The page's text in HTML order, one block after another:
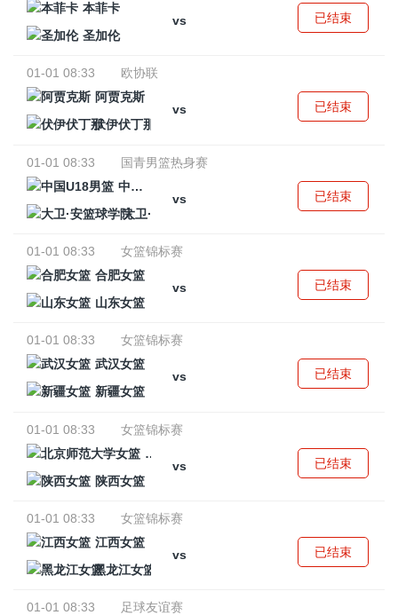
本菲卡
vs
圣加伦
已结束
01-01 08:33
欧协联
阿贾克斯
vs
伏伊伏丁那
已结束
01-01 08:33
国青男篮热身赛
中国U18男篮
vs
大卫·安篮球学院
已结束
01-01 08:33
女篮锦标赛
合肥女篮
vs
山东女篮
已结束
01-01 08:33
女篮锦标赛
武汉女篮
vs
新疆女篮
已结束
01-01 08:33
女篮锦标赛
北京师范大学女篮
vs
陕西女篮
已结束
01-01 08:33
女篮锦标赛
江西女篮
vs
黑龙江女篮
已结束
01-01 08:33
足球友谊赛